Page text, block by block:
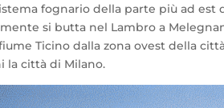
fognario della parte più ad
si butta nel Lambro a
Ticino dalla zona ovest della
la città di Milano.